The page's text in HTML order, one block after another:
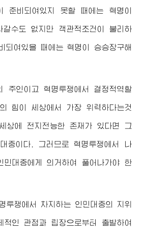
준비되여있지 못할 때에는 혁명이
갈수도 없지만 객관적조건이 불리하
되여있을 때에는 혁명이 승승장구해
주인이고 혁명투쟁에서 결정적역할
힘이 세상에서 가장 위력하다는것
상에 전지전능한 존재가 있다면 그
중이다. 그러므로 혁명투쟁에서 나
대중에게 의거하여 풀어나가야 한
투쟁에서 차지하는 인민대중의 지위
인 관점과 립장으로부터 출발하여